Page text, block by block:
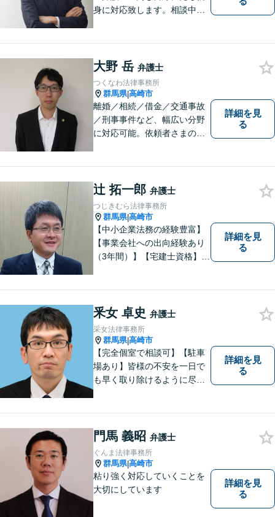
身に対応致します。相談中も
い合わせください。
大野 岳 弁護士
つくなわ法律事務所
群馬県|高崎市
離婚／相続／借金／交通事故
／刑事事件など、幅広い分野
に対応可能。依頼者さまの状
ご相談ください。【完全個
室】【専用駐車場あり】
詳細を見
る
辻 拓一郎 弁護士
つじきむら法律事務所
群馬県|高崎市
【中小企業法務の経験豊富】
【事業会社への出向経験あり
（3年間）】【宅建士資格】信
詳細を見
る
釆女 卓史 弁護士
采女法律事務所
群馬県|高崎市
【完全個室で相談可】【駐車
場あり】皆様の不安を一日で
も早く取り除けるように尽力
す。 ※お電話やメールでの無
料法律相談は行っておりませ
ん。
詳細を見
る
門馬 義昭 弁護士
ぐんま法律事務所
群馬県|高崎市
粘り強く対応していくことを
大切にしています
詳細を見
る